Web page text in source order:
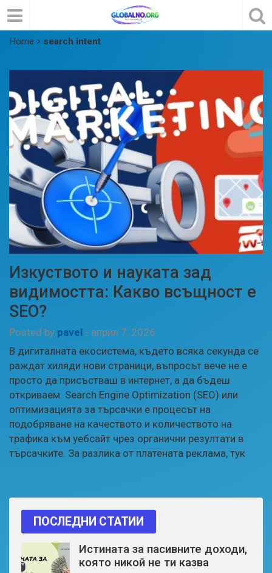
Home search intent
Изкуството и науката зад
видимостта: Какво всъщност е
SEO?
Posted by pavel - април 7, 2026
В дигиталната екосистема, където всяка секунда се
раждат хиляди нови страници, въпросът вече не е
просто да присъстваш в интернет, а да бъдеш
откриваем. Search Engine Optimization (SEO) или
оптимизацията за търсачки е процесът на
подобряване на качеството и количеството на
трафика към уебсайт чрез органични резултати в
търсачките. За разлика от платената реклама, тук
ПОСЛЕДНИ СТАТИИ
Истината за пасивните доходи,
която никой не ти казва